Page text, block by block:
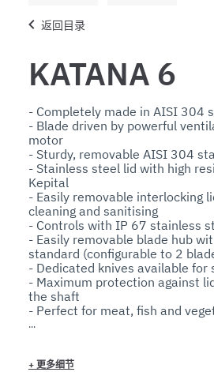
返回目录
KATANA 6
- Completely made in AISI 304
- Blade driven by powerful
motor
- Sturdy, removable AISI 304
- Stainless steel lid with high
Kepital
- Easily removable interlocking
cleaning and sanitising
- Controls with IP 67 stainless
- Easily removable blade hub
standard (configurable to 2
- Dedicated knives available for
- Maximum protection against
the shaft
- Perfect for meat, fish and
suitable for many other types of
- Stainless steel legs with wheels
+ 更多细节